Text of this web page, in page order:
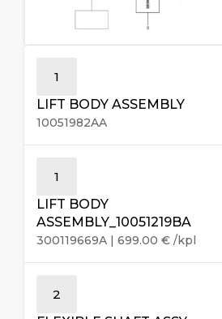
1
LIFT BODY ASSEMBLY
10051982AA
1
LIFT BODY
ASSEMBLY_10051219BA
300119669A | 699.00 € /kpl
2